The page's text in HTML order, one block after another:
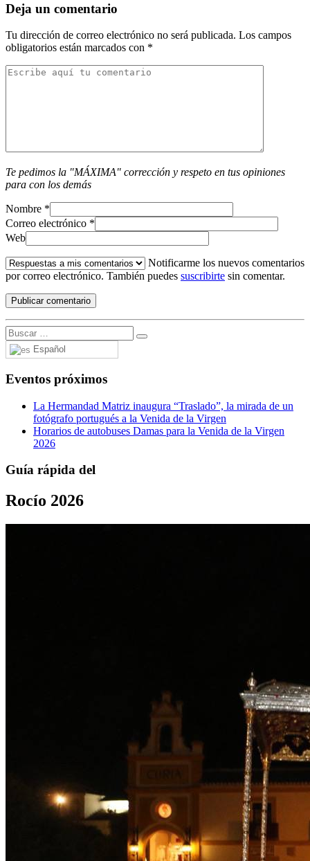
Deja un comentario
Tu dirección de correo electrónico no será publicada. Los campos
obligatorios están marcados con *
Te pedimos la "MÁXIMA" corrección y respeto en tus opiniones
para con los demás
Nombre *
Correo electrónico *
Web
Notificarme los nuevos comentarios
por correo electrónico. También puedes suscribirte sin comentar.
Español
Eventos próximos
La Hermandad Matriz inaugura “Traslado”, la mirada de un
fotógrafo portugués a la Venida de la Virgen
Horarios de autobuses Damas para la Venida de la Virgen
2026
Guía rápida del
Rocío 2026